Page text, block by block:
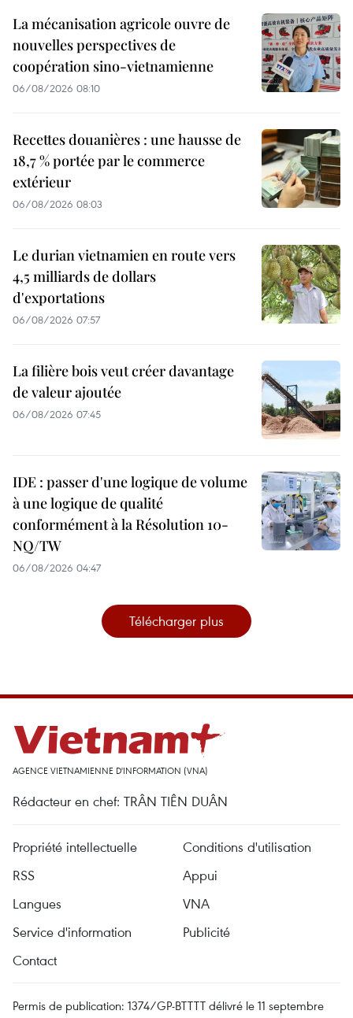
La mécanisation agricole ouvre de
nouvelles perspectives de
coopération sino-vietnamienne
06/08/2026 08:10
Recettes douanières : une hausse de
18,7 % portée par le commerce
extérieur
06/08/2026 08:03
Le durian vietnamien en route vers
4,5 milliards de dollars
d'exportations
06/08/2026 07:57
La filière bois veut créer davantage
de valeur ajoutée
06/08/2026 07:45
IDE : passer d'une logique de volume
à une logique de qualité
conformément à la Résolution 10-
NQ/TW
06/08/2026 04:47
Télécharger plus
AGENCE VIETNAMIENNE D'INFORMATION (VNA)
Rédacteur en chef: TRÂN TIÊN DUÂN
Propriété intellectuelle
Conditions d'utilisation
RSS
Appui
Langues
VNA
Service d'information
Publicité
Contact
Permis de publication: 1374/GP-BTTTT délivré le 11 septembre